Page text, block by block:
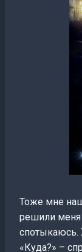
Тоже мне
решили меня
спотыкаюсь.
«Куда?» –